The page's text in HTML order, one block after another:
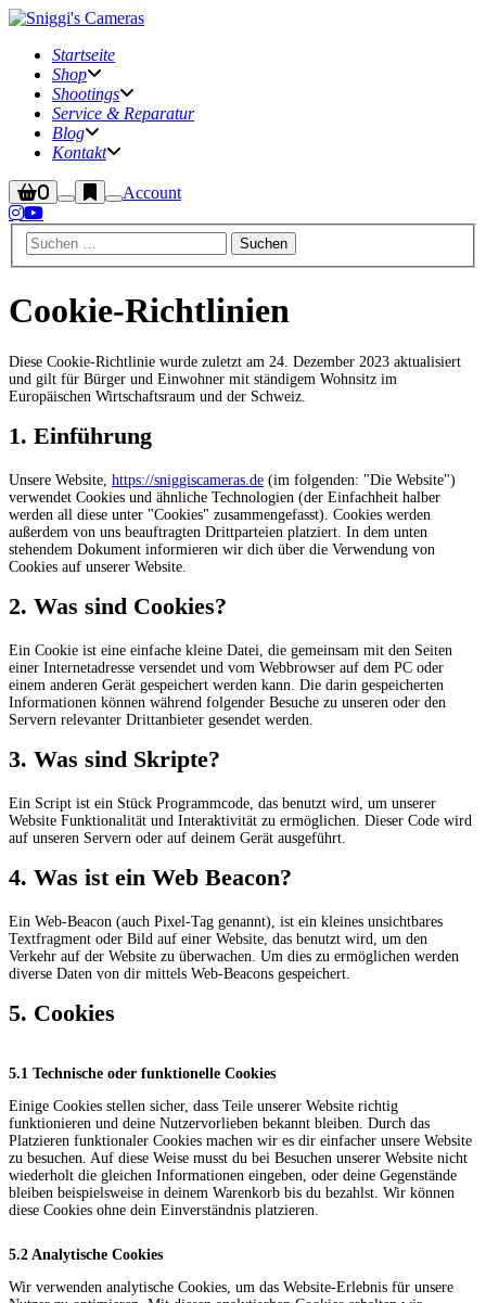
Startseite
Shop
Shootings
Service & Reparatur
Blog
Kontakt
0Seitenleiste
Shop
Suchen
Weitere
Informationen
Hauptmenü
Account
Cookie-Richtlinien
Diese Cookie-Richtlinie wurde zuletzt am 24. Dezember 2023 aktualisiert
und gilt für Bürger und Einwohner mit ständigem Wohnsitz im
Europäischen Wirtschaftsraum und der Schweiz.
1. Einführung
Unsere Website, https://sniggiscameras.de (im folgenden: "Die Website")
verwendet Cookies und ähnliche Technologien (der Einfachheit halber
werden all diese unter "Cookies" zusammengefasst). Cookies werden
außerdem von uns beauftragten Drittparteien platziert. In dem unten
stehendem Dokument informieren wir dich über die Verwendung von
Cookies auf unserer Website.
2. Was sind Cookies?
Ein Cookie ist eine einfache kleine Datei, die gemeinsam mit den Seiten
einer Internetadresse versendet und vom Webbrowser auf dem PC oder
einem anderen Gerät gespeichert werden kann. Die darin gespeicherten
Informationen können während folgender Besuche zu unseren oder den
Servern relevanter Drittanbieter gesendet werden.
3. Was sind Skripte?
Ein Script ist ein Stück Programmcode, das benutzt wird, um unserer
Website Funktionalität und Interaktivität zu ermöglichen. Dieser Code wird
auf unseren Servern oder auf deinem Gerät ausgeführt.
4. Was ist ein Web Beacon?
Ein Web-Beacon (auch Pixel-Tag genannt), ist ein kleines unsichtbares
Textfragment oder Bild auf einer Website, das benutzt wird, um den
Verkehr auf der Website zu überwachen. Um dies zu ermöglichen werden
diverse Daten von dir mittels Web-Beacons gespeichert.
5. Cookies
5.1 Technische oder funktionelle Cookies
Einige Cookies stellen sicher, dass Teile unserer Website richtig
funktionieren und deine Nutzervorlieben bekannt bleiben. Durch das
Platzieren funktionaler Cookies machen wir es dir einfacher unsere Website
zu besuchen. Auf diese Weise musst du bei Besuchen unserer Website nicht
wiederholt die gleichen Informationen eingeben, oder deine Gegenstände
bleiben beispielsweise in deinem Warenkorb bis du bezahlst. Wir können
diese Cookies ohne dein Einverständnis platzieren.
5.2 Analytische Cookies
Wir verwenden analytische Cookies, um das Website-Erlebnis für unsere